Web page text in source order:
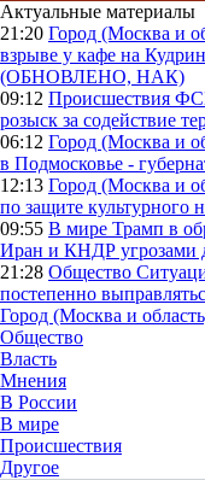
Актуальные материалы
21:20 Город (Москва и
взрыве у кафе на
(ОБНОВЛЕНО, НАК)
09:12 Происшествия
розыск за содействие
06:12 Город (Москва и
в Подмосковье -
12:13 Город (Москва и
по защите культурного
09:55 В мире Трамп в
Иран и КНДР
21:28 Общество
постепенно
Город (Москва и
Общество
Власть
Мнения
В России
В мире
Происшествия
Другое